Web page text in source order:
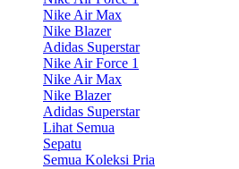
Nike Air Max
Nike Blazer
Adidas Superstar
Nike Air Force 1
Nike Air Max
Nike Blazer
Adidas Superstar
Lihat Semua
Sepatu
Semua Koleksi Pria